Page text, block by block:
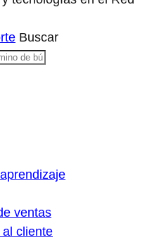
Buscar
ventas
cliente